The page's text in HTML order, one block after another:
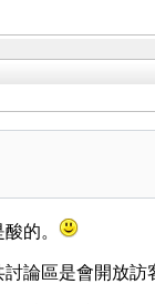
的。
論區是會開放訪